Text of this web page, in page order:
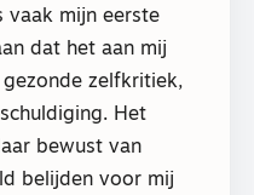
vaak mijn eerste
dat het aan mij
zelfkritiek,
Het
bewust van
belijden voor mij